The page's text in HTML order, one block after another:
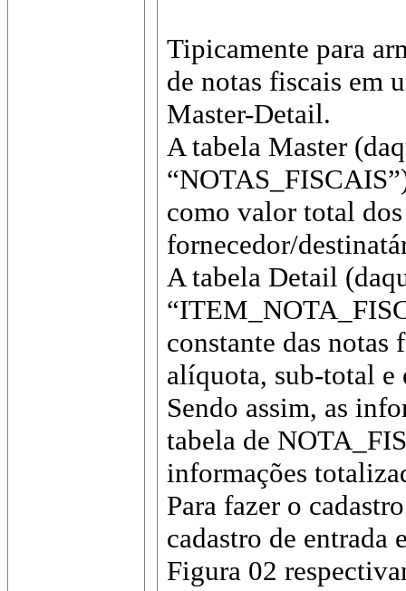
Tipicamente para
de notas fiscais em
Master-Detail.
A tabela Master
como valor total
fornecedor/
A tabela Detail
constante das
alíquota, sub-total e
Sendo assim, as
tabela de
informações
Para fazer o
cadastro de entrada
Figura 02